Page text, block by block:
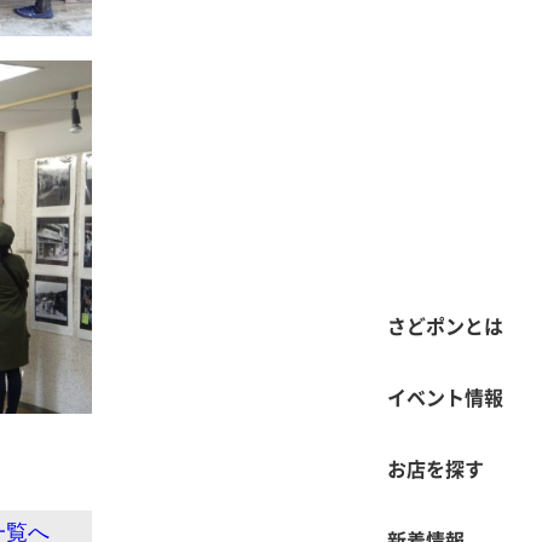
さどポンとは
イベント情報
お店を探す
覧へ